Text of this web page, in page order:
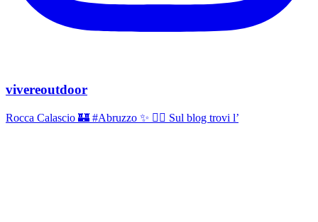
vivereoutdoor
Rocca Calascio 🏰 #Abruzzo ✨ 👉🏻 Sul blog trovi l’